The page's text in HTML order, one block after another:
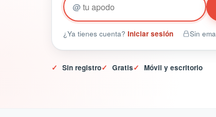
@
¿Ya tienes cuenta? Iniciar sesión Sin
✓ Sin registro✓ Gratis✓ Móvil y escritorio